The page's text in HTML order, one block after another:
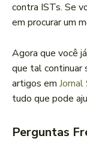
contra ISTs. Se
em procurar um
Agora que você
que tal continuar
artigos em
tudo que pode
Perguntas